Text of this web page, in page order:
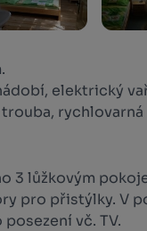
elektrický
3 lůžkovým
pro přistýlky. V
vč. TV.